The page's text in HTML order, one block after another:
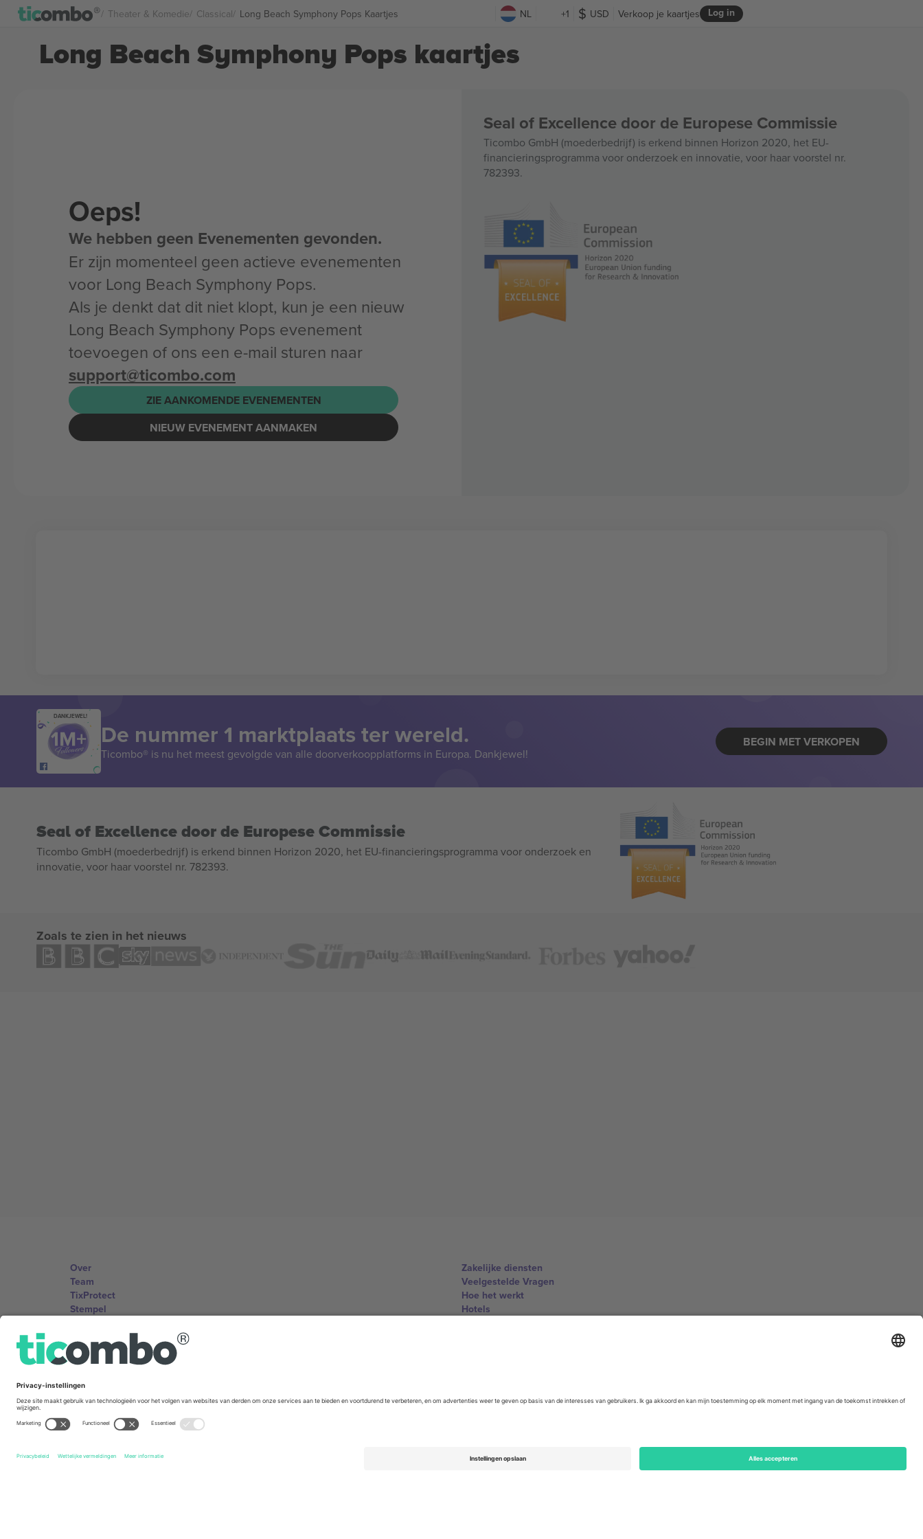
Theater & Komedie Classical Long Beach Symphony Pops Kaartjes NL +1 USD Log in
Verkoop je kaartjes
Long Beach Symphony Pops kaartjes
Oeps!
We hebben geen Evenementen gevonden.
Er zijn momenteel geen actieve evenementen
voor Long Beach Symphony Pops.
Als je denkt dat dit niet klopt, kun je een nieuw
Long Beach Symphony Pops evenement
toevoegen of ons een e-mail sturen naar
support@ticombo.com
ZIE AANKOMENDE EVENEMENTEN
NIEUW EVENEMENT AANMAKEN
Seal of Excellence door de Europese Commissie
Ticombo GmbH (moederbedrijf) is erkend binnen Horizon 2020, het EU-
financieringsprogramma voor onderzoek en innovatie, voor haar voorstel nr.
782393.
DANKJEWEL!
De nummer 1 marktplaats ter wereld.
Ticombo® is nu het meest gevolgde van alle doorverkoopplatforms in Europa. Dankjewel!
BEGIN MET VERKOPEN
Seal of Excellence door de Europese Commissie
Ticombo GmbH (moederbedrijf) is erkend binnen Horizon 2020, het EU-financieringsprogramma voor onderzoek en
innovatie, voor haar voorstel nr. 782393.
Zoals te zien in het nieuws
Over
Team
TixProtect
Stempel
Affiliate programma
Zakelijke diensten
Veelgestelde Vragen
Hoe het werkt
Hotels